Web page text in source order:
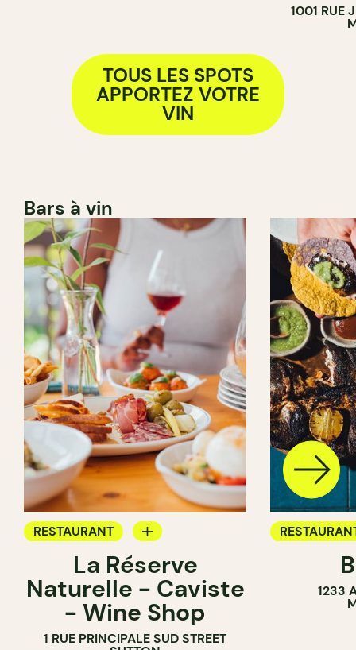
1001 RUE
TOUS LES SPOTS
APPORTEZ VOTRE
VIN
Bars à vin
RESTAURANT
BAR À VIN
La Réserve
Naturelle - Caviste
- Wine Shop
1 RUE PRINCIPALE SUD STREET
1233